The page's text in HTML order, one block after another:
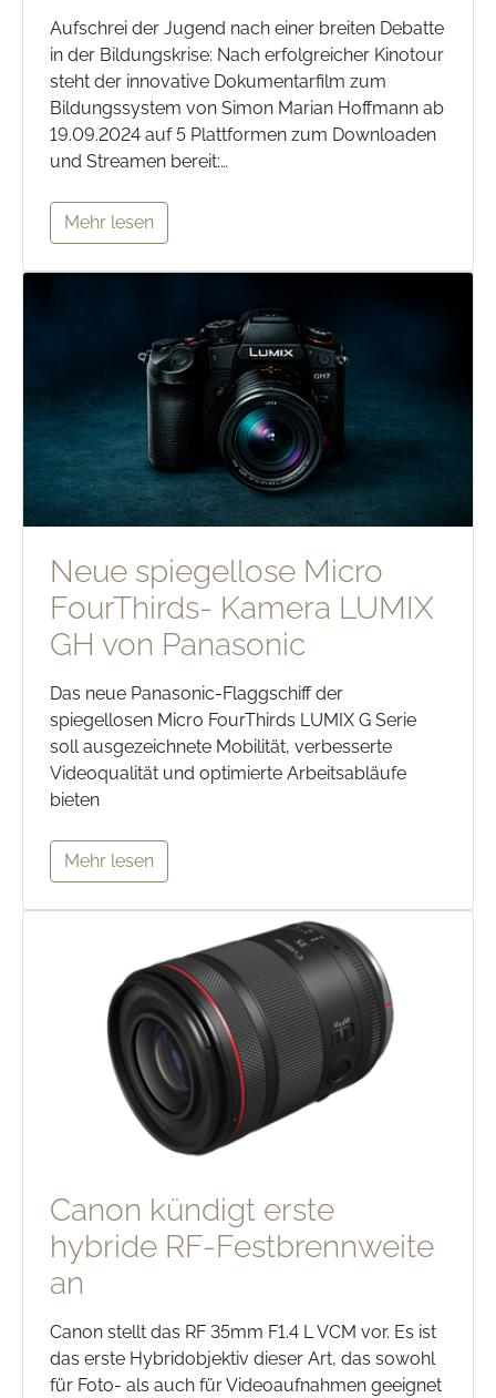
Aufschrei der Jugend nach einer breiten Debatte
in der Bildungskrise: Nach erfolgreicher Kinotour
steht der innovative Dokumentarfilm zum
Bildungssystem von Simon Marian Hoffmann ab
19.09.2024 auf 5 Plattformen zum Downloaden
und Streamen bereit:…
Mehr lesen
Neue spiegellose Micro
FourThirds- Kamera LUMIX
GH von Panasonic
Das neue Panasonic-Flaggschiff der
spiegellosen Micro FourThirds LUMIX G Serie
soll ausgezeichnete Mobilität, verbesserte
Videoqualität und optimierte Arbeitsabläufe
bieten
Mehr lesen
Canon kündigt erste
hybride RF-Festbrennweite
an
Canon stellt das RF 35mm F1.4 L VCM vor. Es ist
das erste Hybridobjektiv dieser Art, das sowohl
für Foto- als auch für Videoaufnahmen geeignet